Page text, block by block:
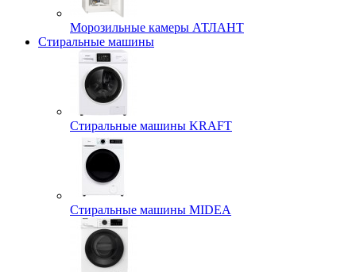
Морозильные камеры АТЛАНТ
Стиральные машины
Стиральные машины KRAFT
Стиральные машины MIDEA